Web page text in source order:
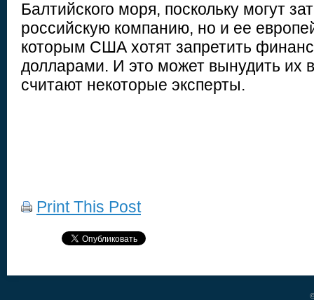
Балтийского моря, поскольку могут
российскую компанию, но и ее
которым США хотят запретить
долларами. И это может вынудить их
считают некоторые эксперты.
Print This Post